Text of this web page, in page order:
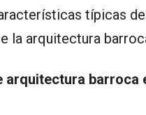
típicas
la arquitectura
arquitectura barroca